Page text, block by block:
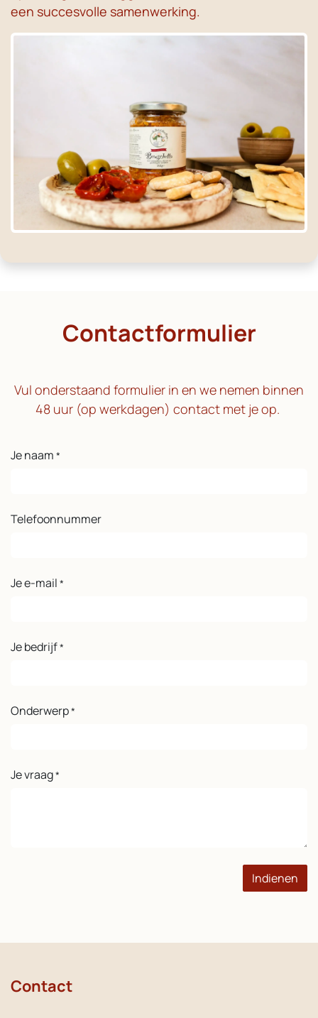
een succesvolle samenwerking.
Contactformulier
Vul onderstaand formulier in en we nemen binnen
48 uur (op werkdagen) contact met je op.
Je naam *
Telefoonnummer
Je e-mail *
Je bedrijf*
Onderwerp*
Je vraag*
Indienen
Contact